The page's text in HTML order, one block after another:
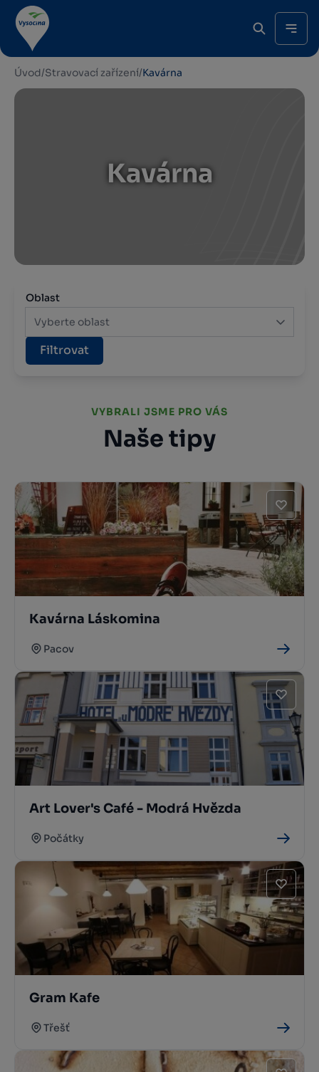
Úvod/Stravovací zařízení/Kavárna
Kavárna
Oblast
Vyberte oblast
Filtrovat
VYBRALI JSME PRO VÁS
Naše tipy
Kavárna Láskomina
Pacov
Art Lover's Café - Modrá Hvězda
Počátky
Gram Kafe
Třešť